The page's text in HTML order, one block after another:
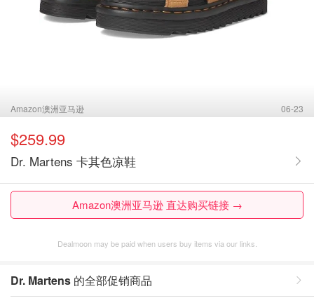
Amazon澳洲亚马逊 06-23
$259.99
Dr. Martens 卡其色凉鞋
Amazon澳洲亚马逊 直达购买链接 →
Dealmoon may be paid when users buy items via our links.
Dr. Martens 的全部促销商品